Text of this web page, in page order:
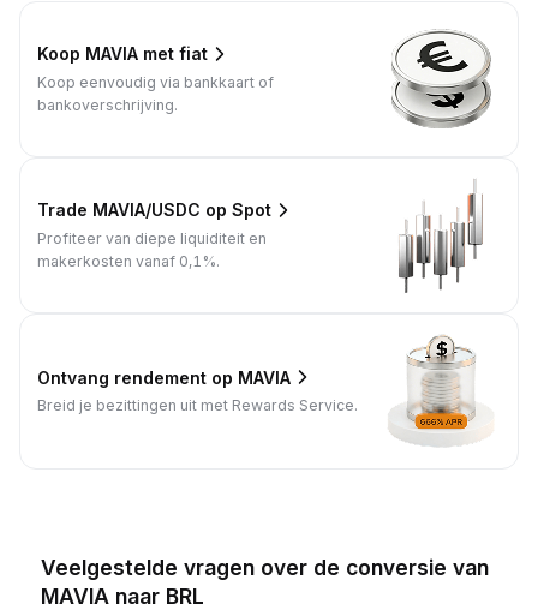
Koop MAVIA met fiat
Koop eenvoudig via bankkaart of
bankoverschrijving.
Trade MAVIA/USDC op Spot
Profiteer van diepe liquiditeit en
makerkosten vanaf 0,1%.
Ontvang rendement op MAVIA
Breid je bezittingen uit met Rewards Service.
Veelgestelde vragen over de conversie van
MAVIA naar BRL